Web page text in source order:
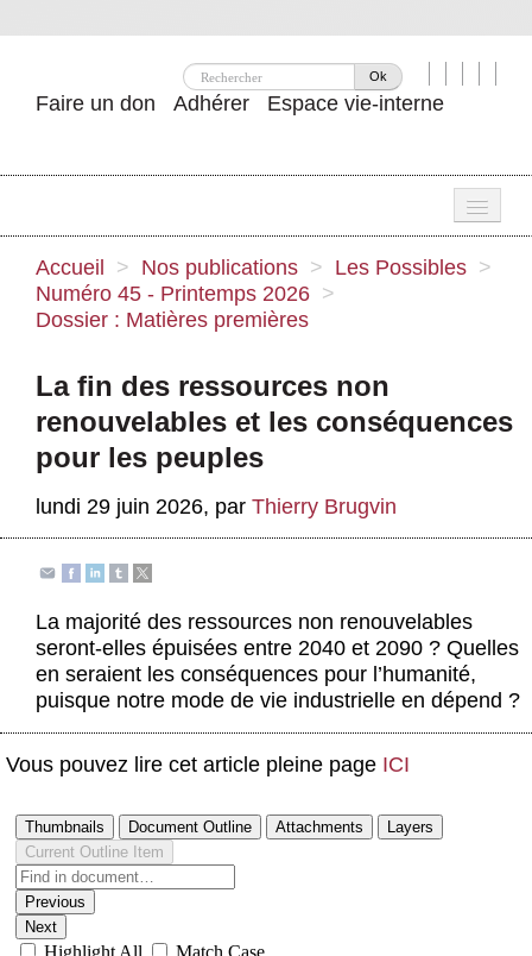
Ok
Faire un don Adhérer Espace vie-interne
Attac ?
Se mobiliser
Publications
Agenda
Actus et médias
Accueil > Nos publications > Les Possibles >
Numéro 45 - Printemps 2026 >
Dossier : Matières premières
La fin des ressources non
renouvelables et les conséquences
pour les peuples
lundi 29 juin 2026, par Thierry Brugvin
La majorité des ressources non renouvelables
seront-elles épuisées entre 2040 et 2090 ? Quelles
en seraient les conséquences pour l’humanité,
puisque notre mode de vie industrielle en dépend ?
Vous pouvez lire cet article pleine page ICI